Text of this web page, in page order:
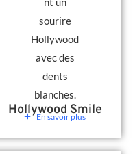
Hollywood Smile
En savoir plus